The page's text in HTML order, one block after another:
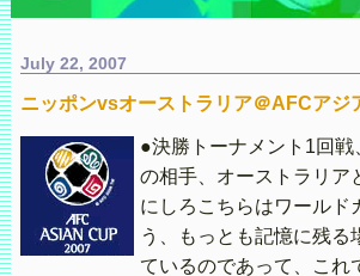
July 22, 2007
ニッポンvsオーストラリア＠AFCアジ
●決勝トーナメント1回戦
の相手、オーストラリア
にしろこちらはワールド
う、もっとも記憶に残る
ているのであって、これ